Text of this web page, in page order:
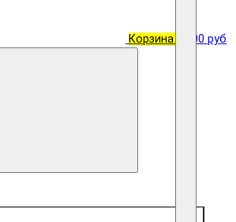
Корзина 0.00 руб